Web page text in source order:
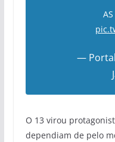
— Portal
O 13 virou
dependiam de pelo